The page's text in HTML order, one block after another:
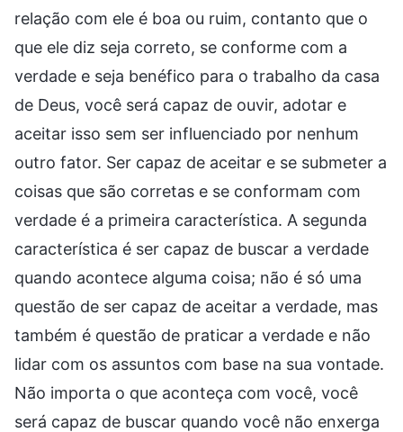
relação com ele é boa ou ruim, contanto que o
que ele diz seja correto, se conforme com a
verdade e seja benéfico para o trabalho da casa
de Deus, você será capaz de ouvir, adotar e
aceitar isso sem ser influenciado por nenhum
outro fator. Ser capaz de aceitar e se submeter a
coisas que são corretas e se conformam com
verdade é a primeira característica. A segunda
característica é ser capaz de buscar a verdade
quando acontece alguma coisa; não é só uma
questão de ser capaz de aceitar a verdade, mas
também é questão de praticar a verdade e não
lidar com os assuntos com base na sua vontade.
Não importa o que aconteça com você, você
será capaz de buscar quando você não enxerga